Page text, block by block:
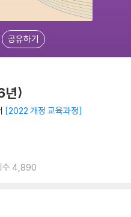
공유하기
년)
2022 개정 교육과정
수 4,890